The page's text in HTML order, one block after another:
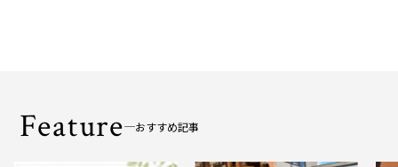
Feature おすすめ記事